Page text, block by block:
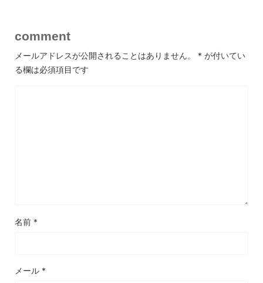
comment
メールアドレスが公開されることはありません。 * が付いてい
る欄は必須項目です
名前 *
メール *